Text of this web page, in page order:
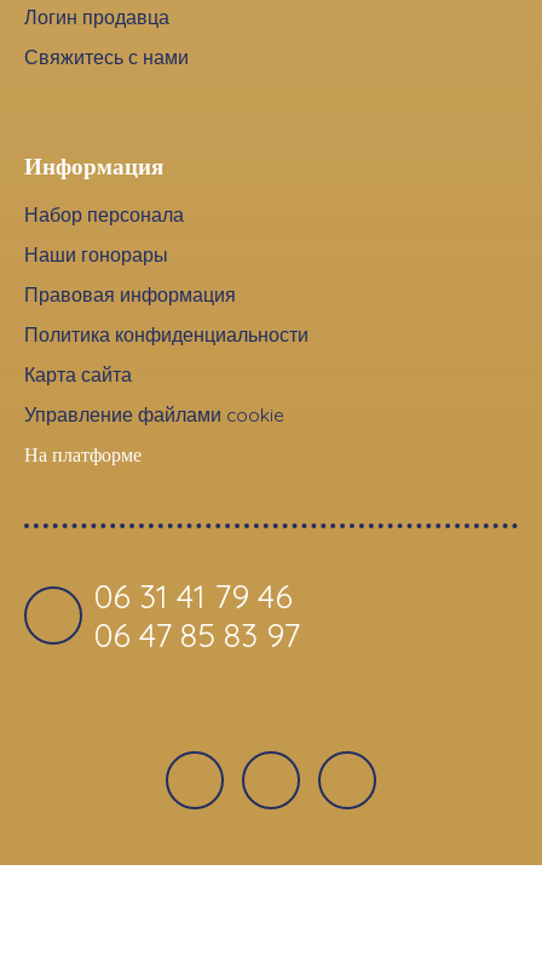
Логин продавца
Свяжитесь с нами
Информация
Набор персонала
Наши гонорары
Правовая информация
Политика конфиденциальности
Карта сайта
Управление файлами cookie
На платформе
06 31 41 79 46
06 47 85 83 97